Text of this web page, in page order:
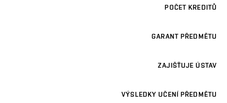
POČET KREDITŮ
GARANT PŘEDMĚTU
ZAJIŠŤUJE ÚSTAV
VÝSLEDKY UČENÍ PŘEDMĚTU